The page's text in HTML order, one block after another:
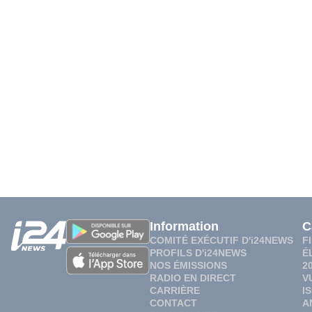
Information
COMITÉ EXÉCUTIF D'i24NEWS
PROFILS D'i24NEWS
NOS ÉMISSIONS
RADIO EN DIRECT
CARRIÈRE
CONTACT